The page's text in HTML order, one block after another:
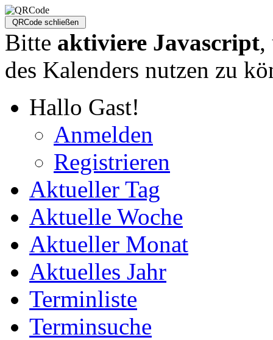
Bitte aktiviere Javascript,
des Kalenders nutzen zu
Hallo Gast!
Anmelden
Registrieren
Aktueller Tag
Aktuelle Woche
Aktueller Monat
Aktuelles Jahr
Terminliste
Terminsuche